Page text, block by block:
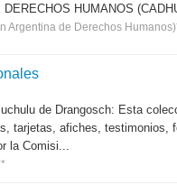
HUMANOS
Argentina de Derechos
de Drangosch: Esta
tarjetas, afiches,
la Comisi...